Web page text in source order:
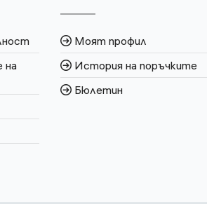
на
Моят профил
История на поръчките
Бюлетин